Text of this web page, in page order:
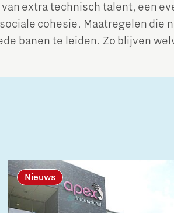
extra technisch talent, een
cohesie. Maatregelen die
banen te leiden. Zo blijven
Nieuws